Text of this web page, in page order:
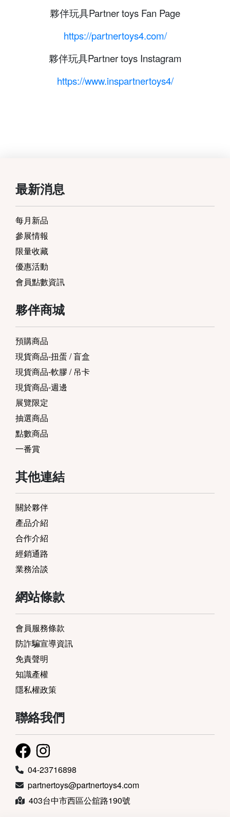
夥伴玩具Partner toys Fan Page
https://partnertoys4.com/
夥伴玩具Partner toys Instagram
https://www.inspartnertoys4/
最新消息
每月新品
參展情報
限量收藏
優惠活動
會員點數資訊
夥伴商城
預購商品
現貨商品-扭蛋 / 盲盒
現貨商品-軟膠 / 吊卡
現貨商品-週邊
展覽限定
抽選商品
點數商品
一番賞
其他連結
關於夥伴
產品介紹
合作介紹
經銷通路
業務洽談
網站條款
會員服務條款
防詐騙宣導資訊
免責聲明
知識產權
隱私權政策
聯絡我們
04-23716898
partnertoys@partnertoys4.com
403台中市西區公舘路190號